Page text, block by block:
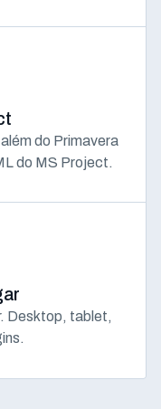
do Primavera
do MS Project.
Desktop, tablet,